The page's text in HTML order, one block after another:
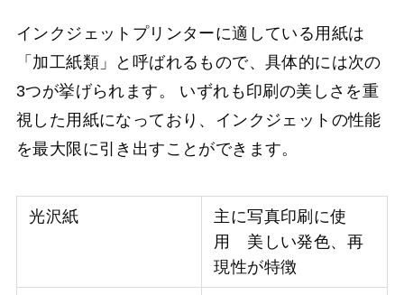
インクジェットプリンターに適している用紙は
「加工紙類」と呼ばれるもので、具体的には次の
3つが挙げられます。 いずれも印刷の美しさを重
視した用紙になっており、インクジェットの性能
を最大限に引き出すことができます。
光沢紙
主に写真印刷に使
用 美しい発色、再
現性が特徴